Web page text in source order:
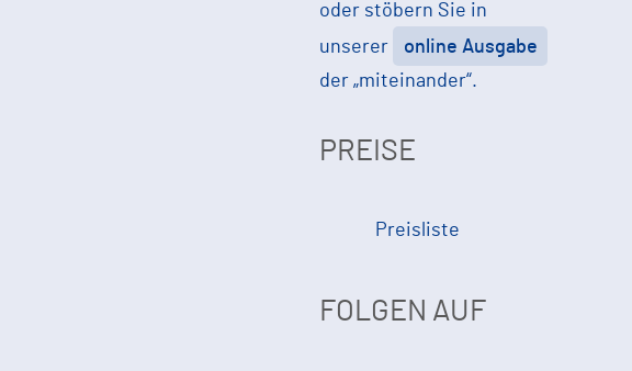
oder stöbern Sie in
unserer
online Ausgabe
der „miteinander“.
PREISE
Preisliste
FOLGEN AUF